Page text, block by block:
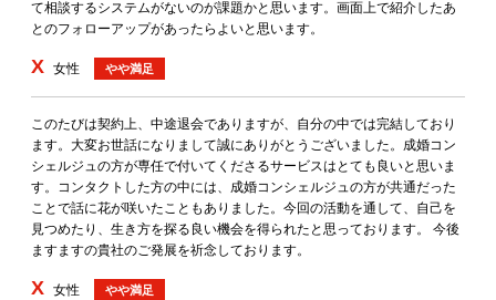
て相談するシステムがないのが課題かと思います。画面上で紹介したあ
とのフォローアップがあったらよいと思います。
X 女性 やや満足
このたびは契約上、中途退会でありますが、自分の中では完結しており
ます。大変お世話になりまして誠にありがとうございました。成婚コン
シェルジュの方が専任で付いてくださるサービスはとても良いと思いま
す。コンタクトした方の中には、成婚コンシェルジュの方が共通だった
ことで話に花が咲いたこともありました。今回の活動を通して、自己を
見つめたり、生き方を探る良い機会を得られたと思っております。 今後
ますますの貴社のご発展を祈念しております。
X 女性 やや満足